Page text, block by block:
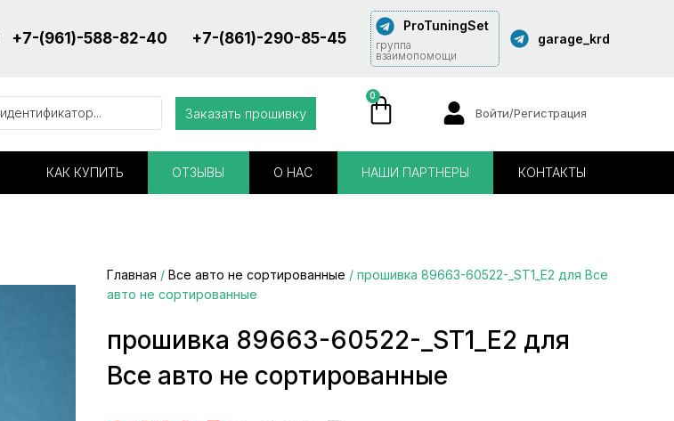
+7-(961)-588-82-40 +7-(861)-290-85-45
ProTuningSet
группа
взаимопомощи
garage_krd
Заказать прошивку
0
Войти/Регистрация
КАК КУПИТЬ ОТЗЫВЫ О НАС НАШИ ПАРТНЕРЫ КОНТАКТЫ
Главная / Все авто не сортированные / прошивка 89663-60522-_ST1_E2 для Все
авто не сортированные
прошивка 89663-60522-_ST1_E2 для
Все авто не сортированные